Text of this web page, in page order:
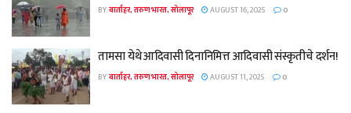
BYवार्ताहर, तरुण भारत, सोलापूर AUGUST 16, 2025 0
तामसा येथे आदिवासी दिनानिमित्त आदिवासी संस्कृतीचे दर्शन!
BYवार्ताहर, तरुण भारत, सोलापूर AUGUST 11, 2025 0